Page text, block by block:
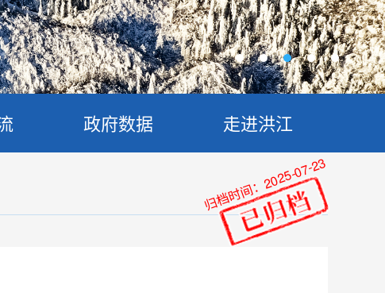
政府数据 走进洪江
归档时间：2025-07-23